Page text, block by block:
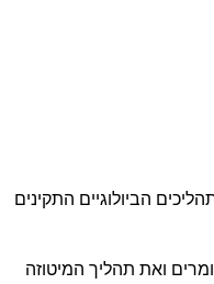
הביולוגיים התקינים
ואת תהליך המיטוזה